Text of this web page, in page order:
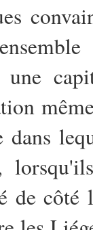
dans
de